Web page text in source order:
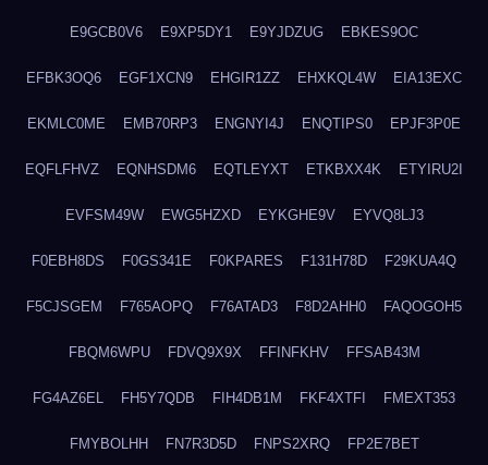
E9GCB0V6 E9XP5DY1 E9YJDZUG EBKES9OC
EFBK3OQ6 EGF1XCN9 EHGIR1ZZ EHXKQL4W EIA13EXC
EKMLC0ME EMB70RP3 ENGNYI4J ENQTIPS0 EPJF3P0E
EQFLFHVZ EQNHSDM6 EQTLEYXT ETKBXX4K ETYIRU2I
EVFSM49W EWG5HZXD EYKGHE9V EYVQ8LJ3
F0EBH8DS F0GS341E F0KPARES F131H78D F29KUA4Q
F5CJSGEM F765AOPQ F76ATAD3 F8D2AHH0 FAQOGOH5
FBQM6WPU FDVQ9X9X FFINFKHV FFSAB43M
FG4AZ6EL FH5Y7QDB FIH4DB1M FKF4XTFI FMEXT353
FMYBOLHH FN7R3D5D FNPS2XRQ FP2E7BET